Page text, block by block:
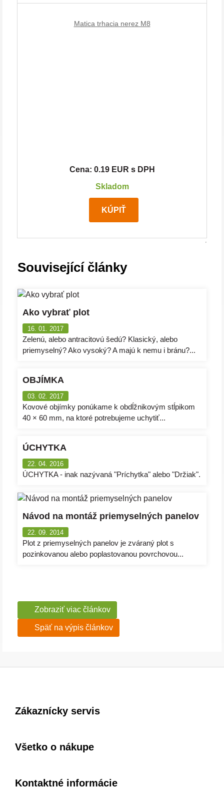
Matica trhacia nerez M8
Cena: 0.19 EUR s DPH
Skladom
KÚPIŤ
Související články
Ako vybrať plot
16. 01. 2017
Zelenú, alebo antracitovú šedú? Klasický, alebo
priemyselný? Ako vysoký? A majú k nemu i bránu?...
OBJÍMKA
03. 02. 2017
Kovové objímky ponúkame k obdĺžnikovým stĺpikom
40 × 60 mm, na ktoré potrebujeme uchytiť...
ÚCHYTKA
22. 04. 2016
ÚCHYTKA - inak nazývaná "Príchytka" alebo "Držiak".
Návod na montáž priemyselných panelov
22. 09. 2014
Plot z priemyselných panelov je zváraný plot s
pozinkovanou alebo poplastovanou povrchovou...
Zobraziť viac článkov
Späť na výpis článkov
Zákaznícky servis
Všetko o nákupe
Kontaktné informácie